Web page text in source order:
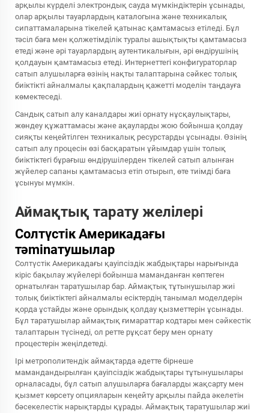
арқылы күрделі электрондық сауда мүмкіндіктерін ұсынады,
олар арқылы тауарлардың каталогына және техникалық
сипаттамаларына тікелей қатынас қамтамасыз етіледі. Бұл
тәсіл баға мен қолжетімділік туралы ашықтықты қамтамасыз
етеді және әрі тауарлардың аутентикалығын, әрі өндірушінің
қолдауын қамтамасыз етеді. Интернеттегі конфигураторлар
сатып алушыларға өзінің нақты талаптарына сәйкес толық
биіктікті айналмалы қақпалардың қажетті моделін таңдауға
көмектеседі.
Сандық сатып алу каналдары жиі орнату нұсқаулықтары,
жөндеу құжаттамасы және ақауларды жою бойынша қолдау
сияқты кеңейтілген техникалық ресурстарды ұсынады. Өзінің
сатып алу процесін өзі басқаратын ұйымдар үшін толық
биіктіктегі бұрағыш өндірушілерден тікелей сатып алынған
жүйелер сапаны қамтамасыз етіп отырып, өте тиімді баға
ұсынуы мүмкін.
Аймақтық тарату желілері
Солтүстік Америкадағы
тәminатушылар
Солтүстік Америкадағы қауіпсіздік жабдықтары нарығында
кіріс бақылау жүйелері бойынша маманданған көптеген
орнатылған таратушылар бар. Аймақтық тұтынушылар жиі
толық биіктіктегі айналмалы есіктердің танымал моделдерін
қорда ұстайды және орындық қолдау қызметтерін ұсынады.
Бұл таратушылар аймақтық ғимараттар кодтары мен сәйкестік
талаптарын түсінеді, ол ретте рұқсат беру мен орнату
процестерін жеңілдетеді.
Ірі метрополитендік аймақтарда әдетте бірнеше
мамандандырылған қауіпсіздік жабдықтары тұтынушылары
орналасады, бұл сатып алушыларға бағаларды жақсарту мен
қызмет көрсету опцияларын кеңейту арқылы пайда әкелетін
бәсекелестік нарықтарды құрады. Аймақтық таратушылар жиі